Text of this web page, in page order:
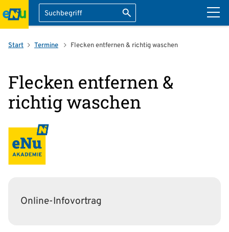
Suche Suche starten
überspringen
Start Termine Flecken entfernen & richtig waschen
Flecken entfernen &
richtig waschen
Online-Infovortrag